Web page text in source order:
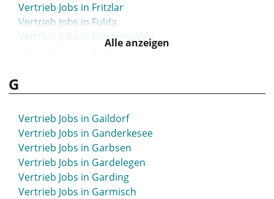
Vertrieb Jobs in Fritzlar
Vertrieb Jobs in Fulda
Vertrieb Jobs in Fürstenwalde
Alle anzeigen
G
Vertrieb Jobs in Gaildorf
Vertrieb Jobs in Ganderkesee
Vertrieb Jobs in Garbsen
Vertrieb Jobs in Gardelegen
Vertrieb Jobs in Garding
Vertrieb Jobs in Garmisch